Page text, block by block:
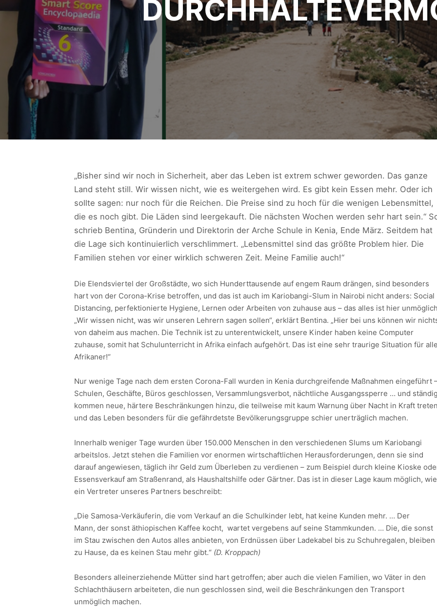
„Bisher sind wir noch in Sicherheit, aber das Leben ist extrem schwer geworden. Das ganze
Land steht still. Wir wissen nicht, wie es weitergehen wird. Es gibt kein Essen mehr. Oder ich
sollte sagen: nur noch für die Reichen. Die Preise sind zu hoch für die wenigen Lebensmittel,
die es noch gibt. Die Läden sind leergekauft. Die nächsten Wochen werden sehr hart sein.“
schrieb Bentina, Gründerin und Direktorin der Arche Schule in Kenia, Ende März. Seitdem hat
die Lage sich kontinuierlich verschlimmert. „Lebensmittel sind das größte Problem hier. Die
Familien stehen vor einer wirklich schweren Zeit. Meine Familie auch!“
Die Elendsviertel der Großstädte, wo sich Hunderttausende auf engem Raum drängen, sind besonders
hart von der Corona-Krise betroffen, und das ist auch im Kariobangi-Slum in Nairobi nicht anders: Social
Distancing, perfektionierte Hygiene, Lernen oder Arbeiten von zuhause aus – das alles ist hier
„Wir wissen nicht, was wir unseren Lehrern sagen sollen“, erklärt Bentina. „Hier bei uns können wir
von daheim aus machen. Die Technik ist zu unterentwickelt, unsere Kinder haben keine Computer
zuhause, somit hat Schulunterricht in Afrika einfach aufgehört. Das ist eine sehr traurige Situation für alle
Afrikaner!“
Nur wenige Tage nach dem ersten Corona-Fall wurden in Kenia durchgreifende Maßnahmen eingeführt
Schulen, Geschäfte, Büros geschlossen, Versammlungsverbot, nächtliche Ausgangssperre … und ständig
kommen neue, härtere Beschränkungen hinzu, die teilweise mit kaum Warnung über Nacht in Kraft treten
und das Leben besonders für die gefährdetste Bevölkerungsgruppe schier unerträglich machen.
Innerhalb weniger Tage wurden über 150.000 Menschen in den verschiedenen Slums um Kariobangi
arbeitslos. Jetzt stehen die Familien vor enormen wirtschaftlichen Herausforderungen, denn sie sind
darauf angewiesen, täglich ihr Geld zum Überleben zu verdienen – zum Beispiel durch kleine Kioske
Essensverkauf am Straßenrand, als Haushaltshilfe oder Gärtner. Das ist in dieser Lage kaum möglich, wie
ein Vertreter unseres Partners beschreibt:
„Die Samosa-Verkäuferin, die vom Verkauf an die Schulkinder lebt, hat keine Kunden mehr. … Der
Mann, der sonst äthiopischen Kaffee kocht, wartet vergebens auf seine Stammkunden. … Die, die sonst
im Stau zwischen den Autos alles anbieten, von Erdnüssen über Ladekabel bis zu Schuhregalen, bleiben
zu Hause, da es keinen Stau mehr gibt.“ (D. Kroppach)
Besonders alleinerziehende Mütter sind hart getroffen; aber auch die vielen Familien, wo Väter in den
Schlachthäusern arbeiteten, die nun geschlossen sind, weil die Beschränkungen den Transport
unmöglich machen.